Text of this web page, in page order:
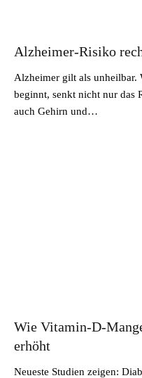
Alzheimer-Risiko
Alzheimer gilt als unheilbar.
beginnt, senkt nicht nur das
auch Gehirn und…
Wie Vitamin-D-
erhöht
Neueste Studien zeigen: